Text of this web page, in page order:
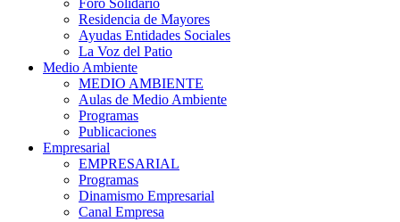
Foro Solidario
Residencia de Mayores
Ayudas Entidades Sociales
La Voz del Patio
Medio Ambiente
MEDIO AMBIENTE
Aulas de Medio Ambiente
Programas
Publicaciones
Empresarial
EMPRESARIAL
Programas
Dinamismo Empresarial
Canal Empresa